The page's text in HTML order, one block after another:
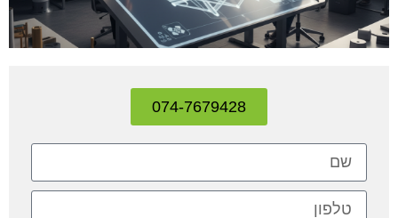
074-7679428